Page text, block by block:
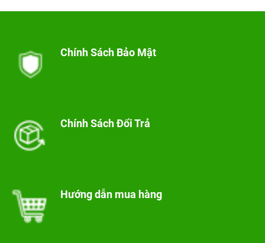
Chính Sách Bảo Mật
Chính Sách Đổi Trả
Hướng dẫn mua hàng